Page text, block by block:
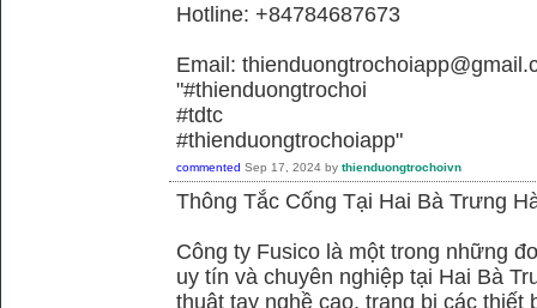
Hotline: +84784687673
Email:
"#thienduongtrochoi
#tdtc
#thienduongtrochoiapp"
commented Sep 17, 2024 by thienduongtrochoivn
Thông Tắc Cống Tại Hai Bà Trưng
Công ty Fusico là một trong những
uy tín và chuyên nghiệp tại Hai Bà
thuật tay nghề cao, trang bị các thiết